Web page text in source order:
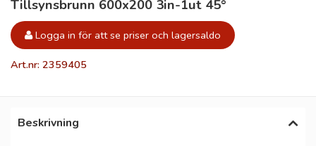
Tillsynsbrunn 600x200 3in-1ut 45°
Logga in för att se priser och lagersaldo
Art.nr: 2359405
Beskrivning